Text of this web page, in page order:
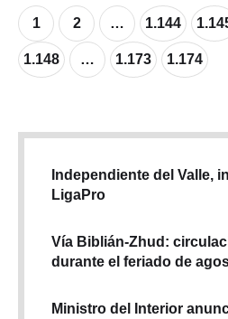
1 2 … 1.144
1.148 … 1.173 1.174
Independiente del Valle,
LigaPro
Vía Biblián-Zhud:
durante el feriado de
Ministro del Interior